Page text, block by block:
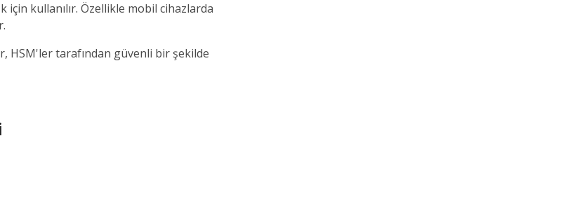
kullanılır. Özellikle mobil cihazlarda
HSM'ler tarafından güvenli bir şekilde